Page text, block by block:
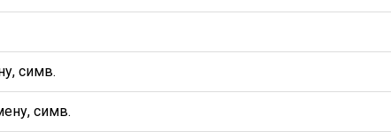
симв.
симв.